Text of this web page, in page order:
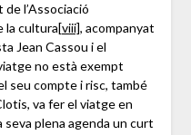
l’Associació
la cultura[viii], acompanyat
Jean Cassou i el
no està exempt
seu compte i risc, també
va fer el viatge en
seva plena agenda un curt